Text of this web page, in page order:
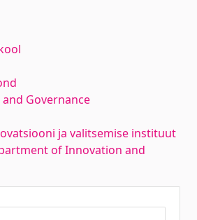
Governance
ja valitsemise instituut
of Innovation and